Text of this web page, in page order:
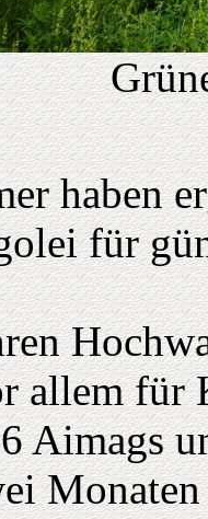
haben
für
allem für
Aimags